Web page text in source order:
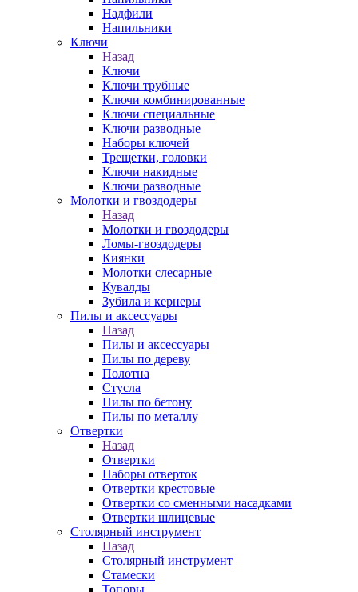
Надфили
Напильники
Ключи
Назад
Ключи
Ключи трубные
Ключи комбинированные
Ключи специальные
Ключи разводные
Наборы ключей
Трещетки, головки
Ключи накидные
Ключи разводные
Молотки и гвоздодеры
Назад
Молотки и гвоздодеры
Ломы-гвоздодеры
Киянки
Молотки слесарные
Кувалды
Зубила и кернеры
Пилы и аксессуары
Назад
Пилы и аксессуары
Пилы по дереву
Полотна
Стусла
Пилы по бетону
Пилы по металлу
Отвертки
Назад
Отвертки
Наборы отверток
Отвертки крестовые
Отвертки со сменными насадками
Отвертки шлицевые
Столярный инструмент
Назад
Столярный инструмент
Стамески
Топоры